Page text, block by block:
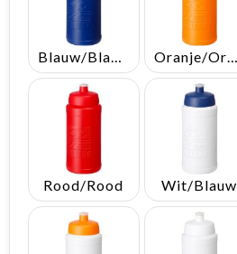
Rood/Rood Wit/Blauw